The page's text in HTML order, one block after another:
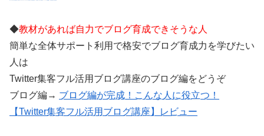
◆教材があれば自力でブログ育成できそうな人
簡単な全体サポート利用で格安でブログ育成力を学びたい
人は
Twitter集客フル活用ブログ講座のブログ編をどうぞ
ブログ編→ ブログ編が完成！こんな人に役立つ！
【Twitter集客フル活用ブログ講座】レビュー